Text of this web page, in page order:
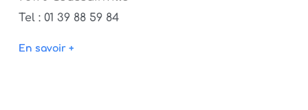
Tel : 01 39 88 59 84
En savoir +